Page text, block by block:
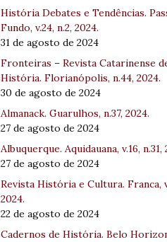
História Debates e Tendências.
Fundo, v.24, n.2, 2024.
31 de agosto de 2024
Fronteiras – Revista Catarinense
História. Florianópolis, n.44, 2024.
30 de agosto de 2024
Almanack. Guarulhos, n.37, 2024.
27 de agosto de 2024
Albuquerque. Aquidauana, v.16, n.31,
27 de agosto de 2024
Revista História e Cultura. Franca,
2024.
22 de agosto de 2024
Cadernos de História. Belo